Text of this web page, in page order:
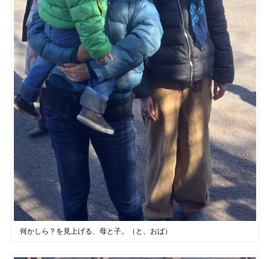
何かしら？を見上げる、母と子。（と、おば）